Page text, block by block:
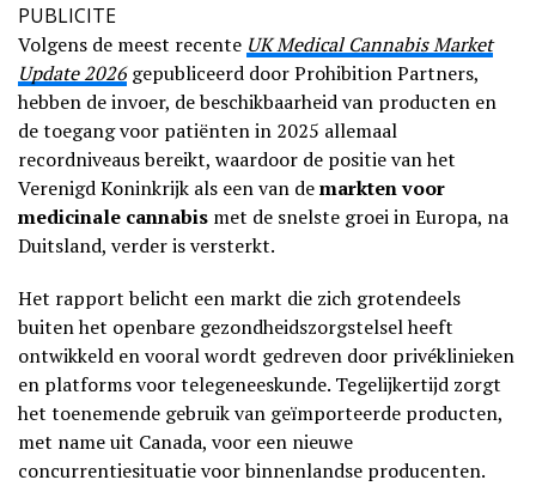
PUBLICITE
Volgens de meest recente UK Medical Cannabis Market
Update 2026gepubliceerd door Prohibition Partners,
hebben de invoer, de beschikbaarheid van producten en
de toegang voor patiënten in 2025 allemaal
recordniveaus bereikt, waardoor de positie van het
Verenigd Koninkrijk als een van demarkten voor
medicinale cannabis met de snelste groei in Europa, na
Duitsland, verder is versterkt.
Het rapport belicht een markt die zich grotendeels
buiten het openbare gezondheidszorgstelsel heeft
ontwikkeld en vooral wordt gedreven door privéklinieken
en platforms voor telegeneeskunde. Tegelijkertijd zorgt
het toenemende gebruik van geïmporteerde producten,
met name uit Canada, voor een nieuwe
concurrentiesituatie voor binnenlandse producenten.